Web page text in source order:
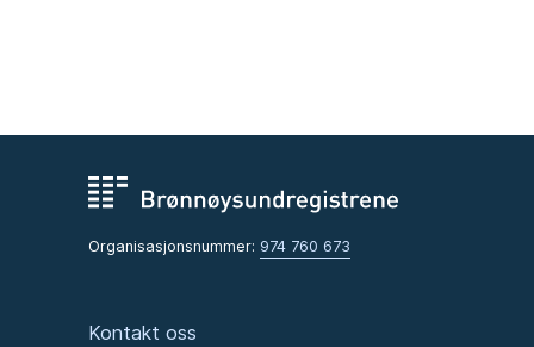
Organisasjonsnummer: 974 760 673
Kontakt oss